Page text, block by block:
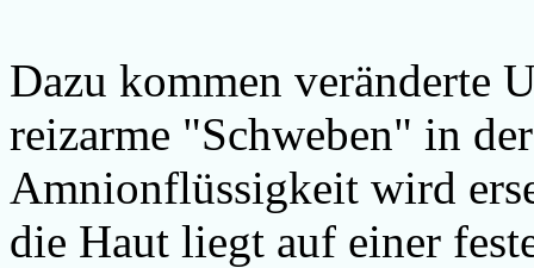
Dazu kommen veränderte
reizarme "Schweben" in
Amnionflüssigkeit wird
die Haut liegt auf einer